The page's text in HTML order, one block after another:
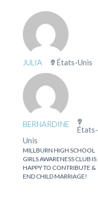
JULIA États-Unis
BERNARDINE
États-
Unis
MILLBURN HIGH SCHOOL
GIRLS AWARENESS CLUB IS
HAPPY TO CONTRIBUTE &
END CHILD MARRIAGE!